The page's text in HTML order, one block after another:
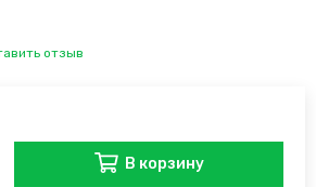
отзыв
В корзину